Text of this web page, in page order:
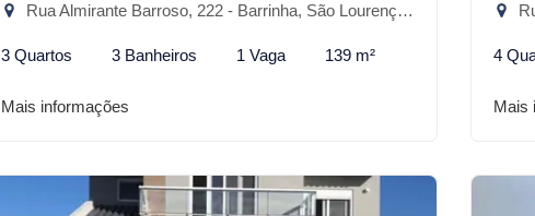
Rua Almirante Barroso, 222 - Barrinha, São Lourenço do Sul-RS
3 Quartos 3 Banheiros 1 Vaga 139 m²
Mais informações
4
Mais